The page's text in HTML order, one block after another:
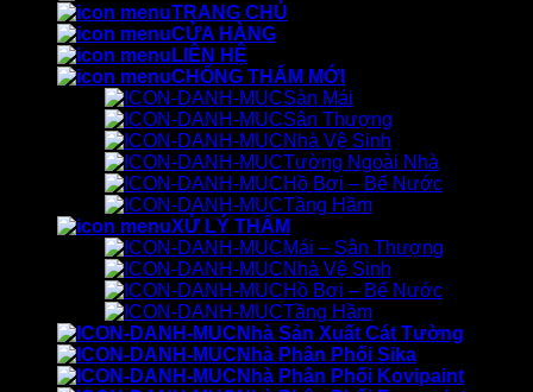
TRANG CHỦ
CỬA HÀNG
LIÊN HỆ
CHỐNG THẤM MỚI
Sàn Mái
Sân Thượng
Nhà Vệ Sinh
Tường Ngoài Nhà
Hồ Bơi – Bể Nước
Tầng Hầm
XỬ LÝ THẤM
Mái – Sân Thượng
Nhà Vệ Sinh
Hồ Bơi – Bể Nước
Tầng Hầm
Nhà Sản Xuất Cát Tường
Nhà Phân Phối Sika
Nhà Phân Phối Kovipaint